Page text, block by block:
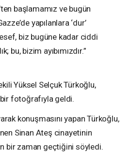
başlamamız ve bugün
yapılanlara ‘dur’
biz bugüne kadar ciddi
bu, bizim ayıbımızdır.”
Yüksel Selçuk Türkoğlu,
fotoğrafıyla geldi.
konuşmasını yapan Türkoğlu,
Sinan Ateş cinayetinin
bir zaman geçtiğini söyledi.